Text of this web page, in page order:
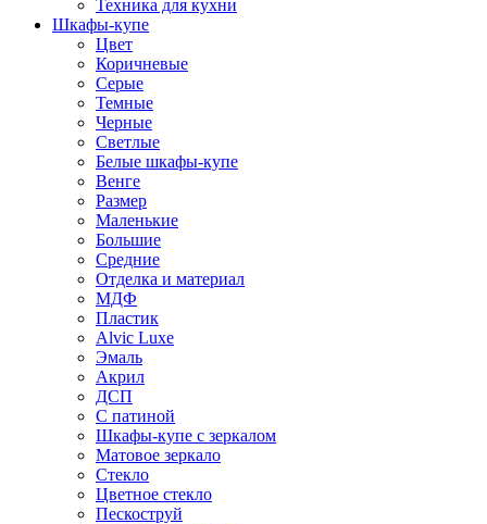
Техника для кухни
Шкафы-купе
Цвет
Коричневые
Серые
Темные
Черные
Светлые
Белые шкафы-купе
Венге
Размер
Маленькие
Большие
Средние
Отделка и материал
МДФ
Пластик
Alvic Luxe
Эмаль
Акрил
ДСП
С патиной
Шкафы-купе с зеркалом
Матовое зеркало
Стекло
Цветное стекло
Пескоструй